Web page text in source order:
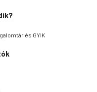
és GYIK